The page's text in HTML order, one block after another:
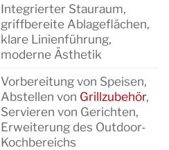
Integrierter Stauraum,
griffbereite Ablageflächen,
klare Linienführung,
moderne Ästhetik
Vorbereitung von Speisen,
Abstellen von Grillzubehör,
Servieren von Gerichten,
Erweiterung des Outdoor-
Kochbereichs